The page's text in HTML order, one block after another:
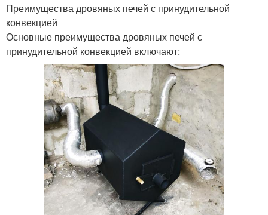
Преимущества дровяных печей с принудительной
конвекцией
Основные преимущества дровяных печей с
принудительной конвекцией включают: